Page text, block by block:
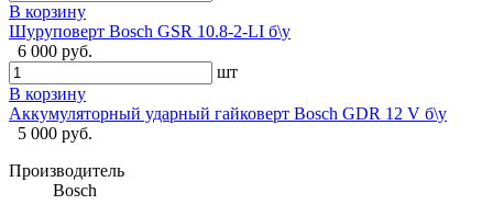
В корзину
Шуруповерт Bosch GSR 10.8-2-LI б\у
6 000 руб.
шт
В корзину
Аккумуляторный ударный гайковерт Bosch GDR 12 V б\у
5 000 руб.
Производитель
Bosch